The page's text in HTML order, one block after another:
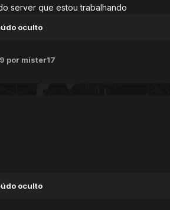
server que estou trabalhando
oculto
por mister17
oculto